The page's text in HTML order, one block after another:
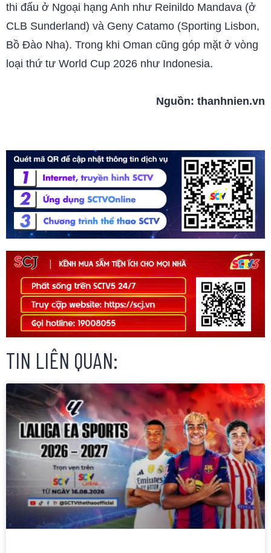
thi đấu ở Ngoại hạng Anh như Reinildo Mandava (ở
CLB Sunderland) và Geny Catamo (Sporting Lisbon,
Bồ Đào Nha). Trong khi Oman cũng góp mặt ở vòng
loại thứ tư World Cup 2026 như Indonesia.
Nguồn: thanhnien.vn
TIN LIÊN QUAN: